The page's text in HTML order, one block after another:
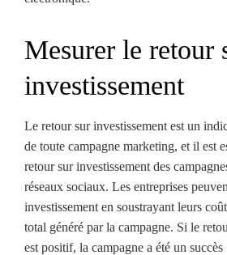
Mesurer le retour
investissement
Le retour sur investissement est un
de toute campagne marketing, et il est
retour sur investissement des
réseaux sociaux. Les entreprises
investissement en soustrayant leurs
total généré par la campagne. Si le
est positif, la campagne a été un succès